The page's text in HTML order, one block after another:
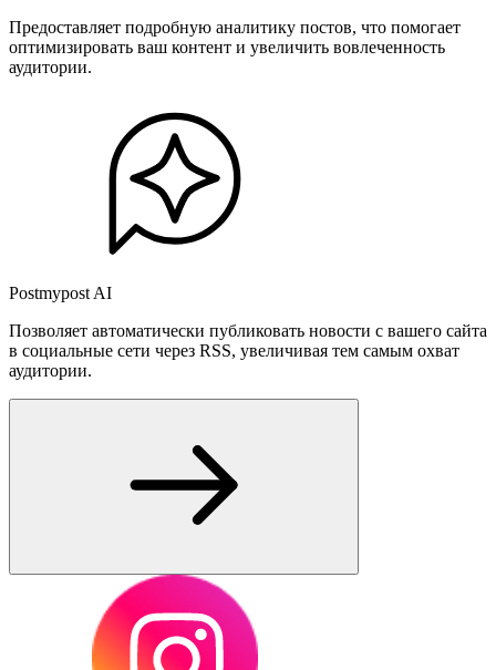
Предоставляет подробную аналитику постов, что помогает
оптимизировать ваш контент и увеличить вовлеченность
аудитории.
Postmypost AI
Позволяет автоматически публиковать новости с вашего сайта
в социальные сети через RSS, увеличивая тем самым охват
аудитории.